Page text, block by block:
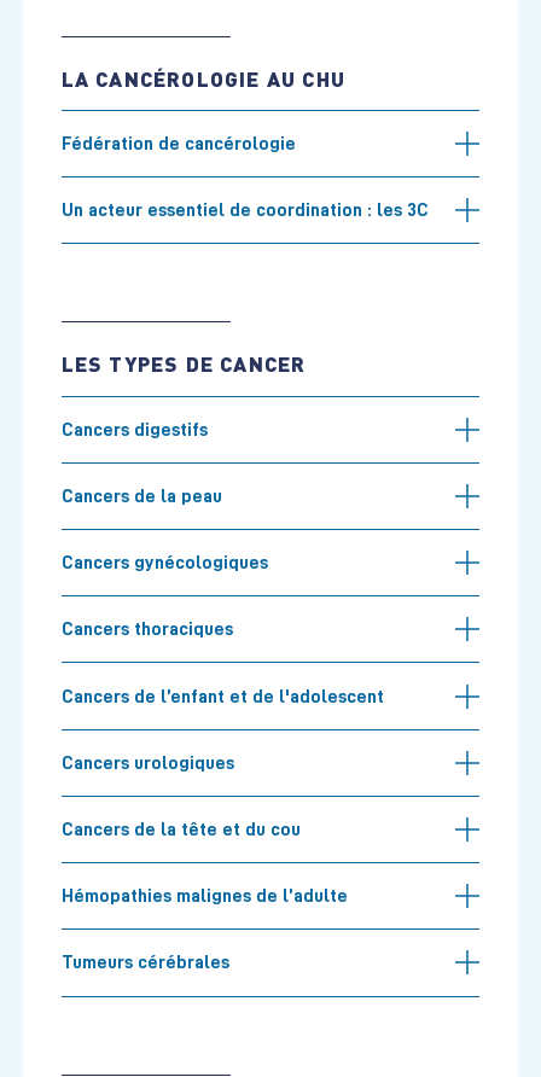
LA CANCÉROLOGIE AU CHU
Fédération de cancérologie
Un acteur essentiel de coordination : les 3C
LES TYPES DE CANCER
Cancers digestifs
Cancers de la peau
Cancers gynécologiques
Cancers thoraciques
Cancers de l’enfant et de l'adolescent
Cancers urologiques
Cancers de la tête et du cou
Hémopathies malignes de l’adulte
Tumeurs cérébrales